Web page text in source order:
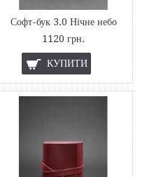
Софт-бук 3.0 Нічне небо
1120 грн.
КУПИТИ